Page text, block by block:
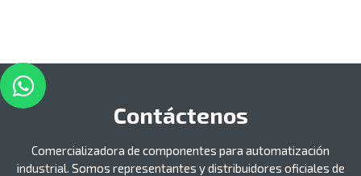
Contáctenos
Comercializadora de componentes para automatización
industrial. Somos representantes y distribuidores oficiales de